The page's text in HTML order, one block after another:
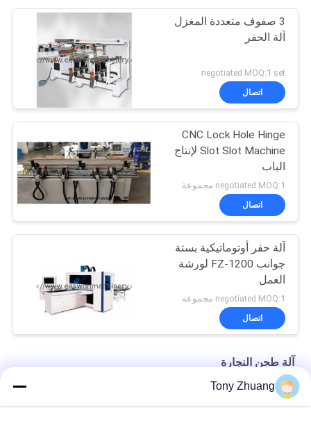
3 صفوف متعددة المغزل
آلة الحفر
negotiated MOQ:1 set
اتصال
CNC Lock Hole Hinge
Slot Slot Machine لإنتاج
الباب
negotiated MOQ:1 مجموعة
اتصال
آلة حفر أوتوماتيكية بستة
جوانب FZ-1200 لورشة
العمل
negotiated MOQ:1 مجموعة
اتصال
آلة طحن النجارة
آلة طحن النجارة العمودية Dia35mm مغزل واحد
Tony Zhuang